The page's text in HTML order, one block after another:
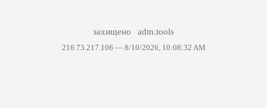
захищено adm.tools
216.73.217.106 — 8/10/2026, 10:08:32 AM